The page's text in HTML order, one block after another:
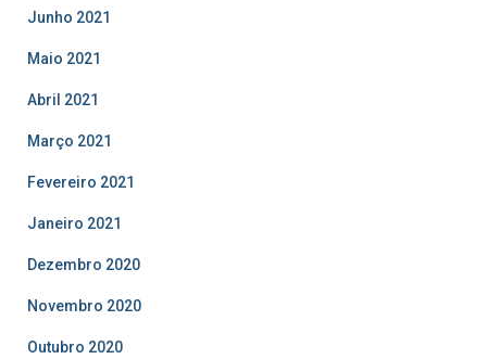
Junho 2021
Maio 2021
Abril 2021
Março 2021
Fevereiro 2021
Janeiro 2021
Dezembro 2020
Novembro 2020
Outubro 2020